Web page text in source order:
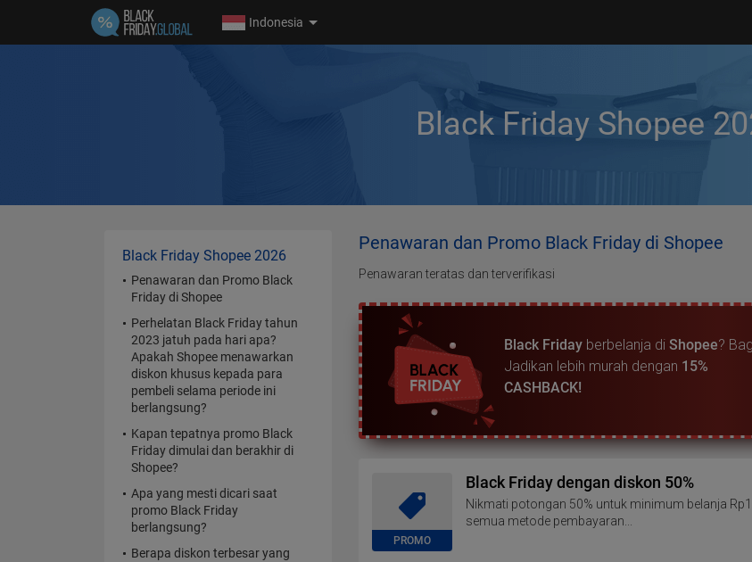
Indonesia
Black Friday Shopee
Penawaran dan Promo Black Friday di Shopee
Penawaran teratas dan terverifikasi
Black Friday berbelanja di Shopee?
Jadikan lebih murah dengan 15%
CASHBACK!
PROMO
Black Friday dengan diskon 50%
Nikmati potongan 50% untuk minimum belanja
semua metode pembayaran...
Black Friday Shopee 2026
Penawaran dan Promo Black
Friday di Shopee
Perhelatan Black Friday tahun
2023 jatuh pada hari apa?
Apakah Shopee menawarkan
diskon khusus kepada para
pembeli selama periode ini
berlangsung?
Kapan tepatnya promo Black
Friday dimulai dan berakhir di
Shopee?
Apa yang mesti dicari saat
promo Black Friday
berlangsung?
Berapa diskon terbesar yang